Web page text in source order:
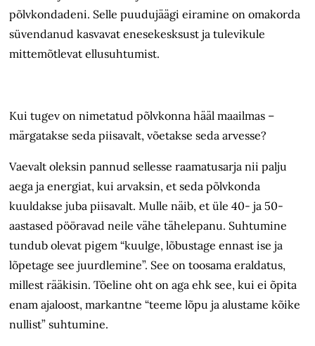
põlvkondadeni. Selle puudujäägi eiramine on omakorda
süvendanud kasvavat enesekesksust ja tulevikule
mittemõtlevat ellusuhtumist.
Kui tugev on nimetatud põlvkonna hääl maailmas –
märgatakse seda piisavalt, võetakse seda arvesse?
Vaevalt oleksin pannud sellesse raamatusarja nii palju
aega ja energiat, kui arvaksin, et seda põlvkonda
kuuldakse juba piisavalt. Mulle näib, et üle 40- ja 50-
aastased pööravad neile vähe tähelepanu. Suhtumine
tundub olevat pigem “kuulge, lõbustage ennast ise ja
lõpetage see juurdlemine”. See on toosama eraldatus,
millest rääkisin. Tõeline oht on aga ehk see, kui ei õpita
enam ajaloost, markantne “teeme lõpu ja alustame kõike
nullist” suhtumine.